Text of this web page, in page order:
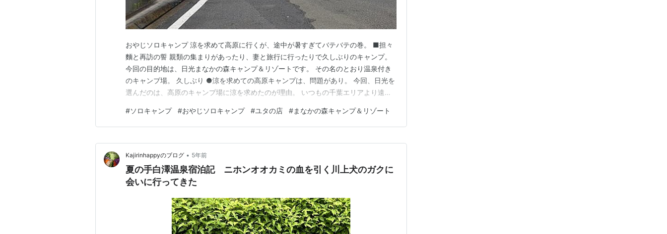
おやじソロキャンプ 涼を求めて高原に行くが、途中が暑すぎてバテバテの巻。 ■担々
麵と再訪の誓 親類の集まりがあったり、妻と旅行に行ったりで久しぶりのキャンプ。
今回の目的地は、日光まなかの森キャンプ＆リゾートです。 その名のとおり温泉付き
のキャンプ場。 久しぶり ●涼を求めての高原キャンプは、問題があり。 今回、日光を
選んだのは、高原のキャンプ場に涼を求めたのが理由。 いつもの千葉エリアより遠く
道路に入る時にはバテバテ。 暑い近場と涼しい遠く。どっちがいいのかな？（笑） 日
光宇都宮道路 ●担々麵が食べたい。 普段、昼…
#ソロキャンプ #おやじソロキャンプ #ユタの店 #まなかの森キャンプ＆リゾート
Kajirinhappyのブログ • 5年前
夏の手白澤温泉宿泊記 ニホンオオカミの血を引く川上犬のガクに
会いに行ってきた